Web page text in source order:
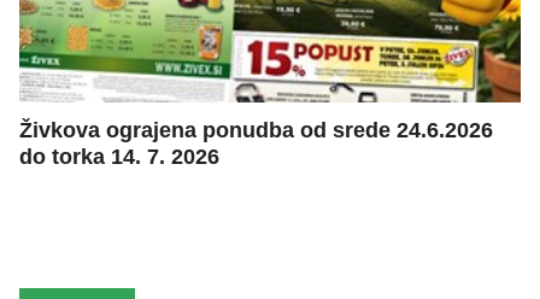
Živkova ograjena ponudba od srede 24.6.2026
do torka 14. 7. 2026